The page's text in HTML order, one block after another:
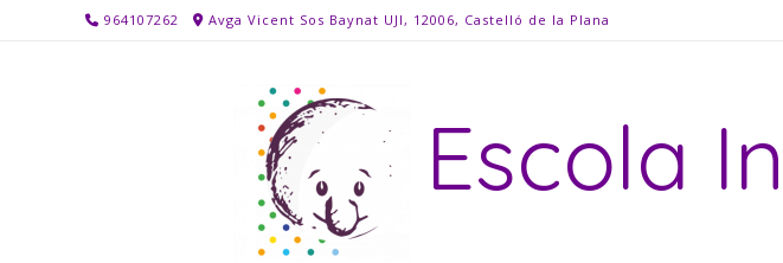
964107262 Avga Vicent Sos Baynat UJI, 12006, Castelló de la Plana
Escola